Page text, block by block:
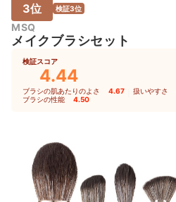
3位 検証3位
MSQ
メイクブラシセット
検証スコア
4.44
ブラシの肌あたりのよさ 4.67 扱いやすさ
ブラシの性能 4.50